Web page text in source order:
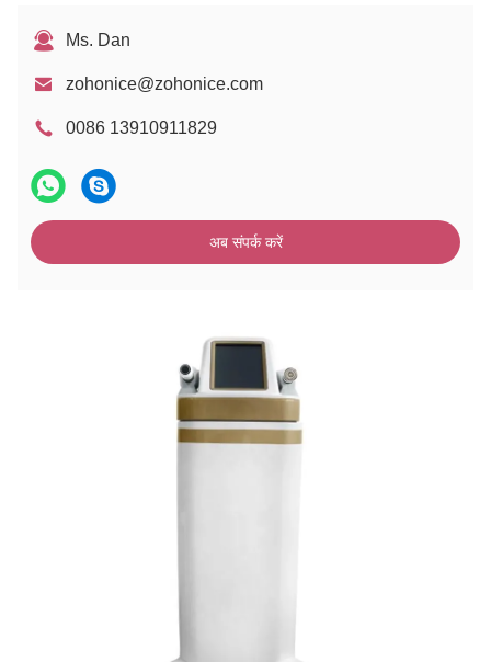
Ms. Dan
zohonice@zohonice.com
0086 13910911829
अब संपर्क करें